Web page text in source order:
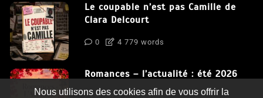
Le coupable n’est pas Camille de
Clara Delcourt
0 4 779 words
Romances – l’actualité : été 2026
Nous utilisons des cookies afin de vous offrir la